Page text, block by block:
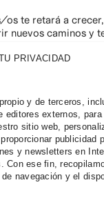
os te retará a crecer,
nuevos caminos y
y sostenible.
PRIVACIDAD
y de terceros,
editores externos,
sitio web,
publicidad
y newsletters en
Con ese fin,
navegación y el